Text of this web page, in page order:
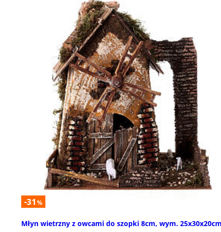
-31 %
Młyn wietrzny z owcami do szopki 8cm, wym.